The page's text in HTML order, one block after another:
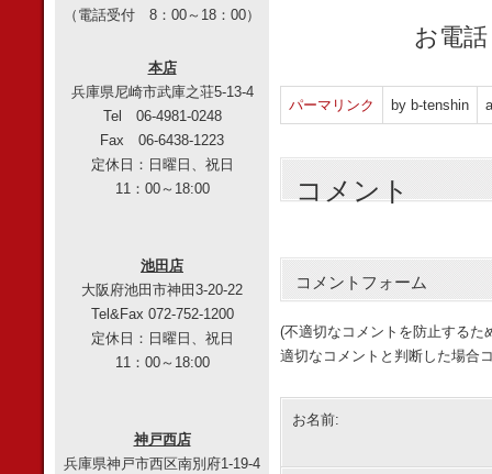
お電
パーマリンク by b-tenshin
コメント
コメントフォーム
(不適切なコメントを防止するた
適切なコメントと判断した場合
お名前:
（電話受付 8：00～18：00）
本店
兵庫県尼崎市武庫之荘5-13-4
Tel 06-4981-0248
Fax 06-6438-1223
定休日：日曜日、祝日
11：00～18:00
池田店
大阪府池田市神田3-20-22
Tel&Fax 072-752-1200
定休日：日曜日、祝日
11：00～18:00
神戸西店
兵庫県神戸市西区南別府1-19-4